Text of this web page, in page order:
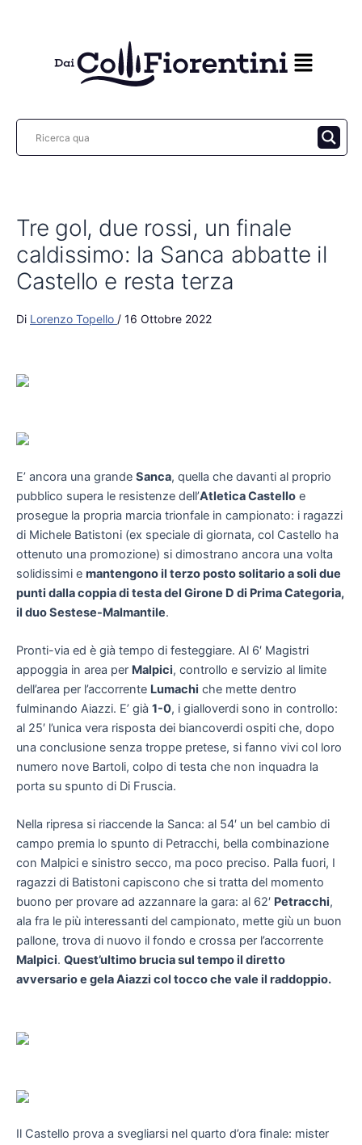
Tre gol, due rossi, un finale
caldissimo: la Sanca abbatte il
Castello e resta terza
Di Lorenzo Topello / 16 Ottobre 2022
E’ ancora una grande Sanca, quella che davanti al proprio
pubblico supera le resistenze dell’Atletica Castello e
prosegue la propria marcia trionfale in campionato: i ragazzi
di Michele Batistoni (ex speciale di giornata, col Castello ha
ottenuto una promozione) si dimostrano ancora una volta
solidissimi e mantengono il terzo posto solitario a soli due
punti dalla coppia di testa del Girone D di Prima Categoria,
il duo Sestese-Malmantile.
Pronti-via ed è già tempo di festeggiare. Al 6′ Magistri
appoggia in area per Malpici, controllo e servizio al limite
dell’area per l’accorrente Lumachi che mette dentro
fulminando Aiazzi. E’ già 1-0, i gialloverdi sono in controllo:
al 25′ l’unica vera risposta dei biancoverdi ospiti che, dopo
una conclusione senza troppe pretese, si fanno vivi col loro
numero nove Bartoli, colpo di testa che non inquadra la
porta su spunto di Di Fruscia.
Nella ripresa si riaccende la Sanca: al 54′ un bel cambio di
campo premia lo spunto di Petracchi, bella combinazione
con Malpici e sinistro secco, ma poco preciso. Palla fuori, I
ragazzi di Batistoni capiscono che si tratta del momento
buono per provare ad azzannare la gara: al 62′ Petracchi,
ala fra le più interessanti del campionato, mette giù un buon
pallone, trova di nuovo il fondo e crossa per l’accorrente
Malpici. Quest’ultimo brucia sul tempo il diretto
avversario e gela Aiazzi col tocco che vale il raddoppio.
Il Castello prova a svegliarsi nel quarto d’ora finale: mister